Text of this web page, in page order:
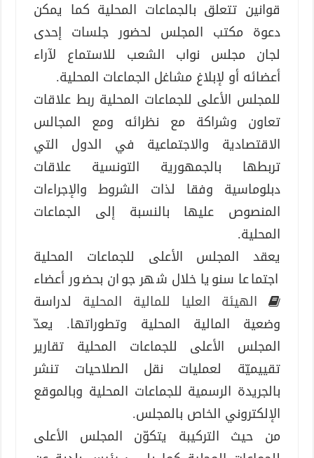
قوانين تتعلق بالجماعات المحلية كما يمكن
دعوة مكتب المجلس لحضور جلسات إحدى
لجان مجلس نواب الشعب للاستماع لآراء
أعضائه أو لإبلاغ مشاغل الجماعات المحلية.
للمجلس الأعلى للجماعات المحلية ربط علاقات
تعاون وشراكة مع نظرائه ومع المجالس
الاقتصادية والاجتماعية في الدول التي
تربطها بالجمهورية التونسية علاقات
دبلوماسية وفقا لذات الشروط والإجراءات
المنصوص عليها بالنسبة إلى الجماعات
المحلية.
يعقد المجلس الأعلى للجماعات المحلية
اجتماعا سنويا خلال شهر جوان بحضور أعضاء
الهيئة العليا للمالية المحلية لدراسة
وضعية المالية المحلية وتطوراتها. يعدّ
المجلس الأعلى للجماعات المحلية تقارير
تقييميّة لعمليات نقل الصلاحيات تنشر
بالجريدة الرسمية للجماعات المحلية وبالموقع
الإلكتروني الخاص بالمجلس.
من حيث التركيبة يتكوّن المجلس الأعلى